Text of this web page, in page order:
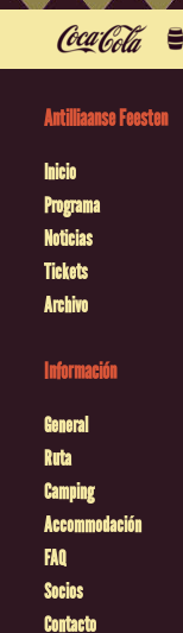
Antilliaanse Feesten
Inicio
Programa
Noticias
Tickets
Archivo
Información
General
Ruta
Camping
Accommodación
FAQ
Socios
Contacto